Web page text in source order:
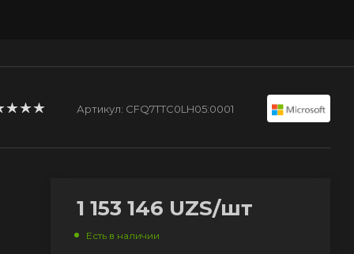
Артикул: CFQ7TTC0LH05:0001
1 153 146 UZS/шт
Есть в наличии